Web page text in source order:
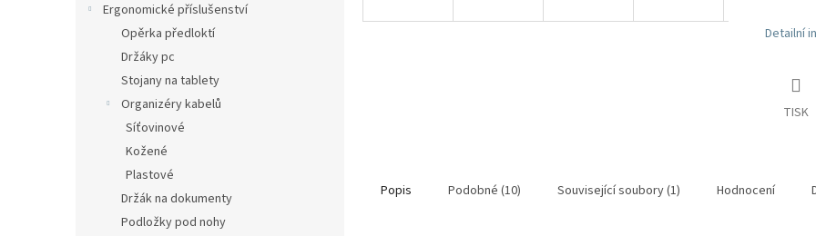
Ergonomické příslušenství
Opěrka předloktí
Držáky pc
Stojany na tablety
Organizéry kabelů
Síťovinové
Kožené
Plastové
Držák na dokumenty
Podložky pod nohy
Detailní
TISK
Popis Podobné (10) Související soubory (1) Hodnocení